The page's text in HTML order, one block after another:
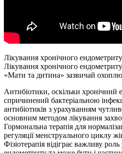
Лікування хронічного ендометриту
Лікування хронічного
«Мати та дитина» зазвичай
Антибіотики, оскільки хронічний
спричинений бактеріальною
антибіотиків з урахуванням
основним методом лікування
Гормональна терапія для
регуляції менструального циклу
Фізіотерапія відіграє важливу